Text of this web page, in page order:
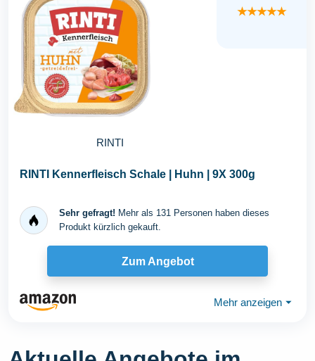
RINTI
★★★★★
RINTI Kennerfleisch Schale | Huhn | 9X 300g
Sehr gefragt! Mehr als 131 Personen haben dieses
Produkt kürzlich gekauft.
Zum Angebot
Mehr anzeigen ⏷